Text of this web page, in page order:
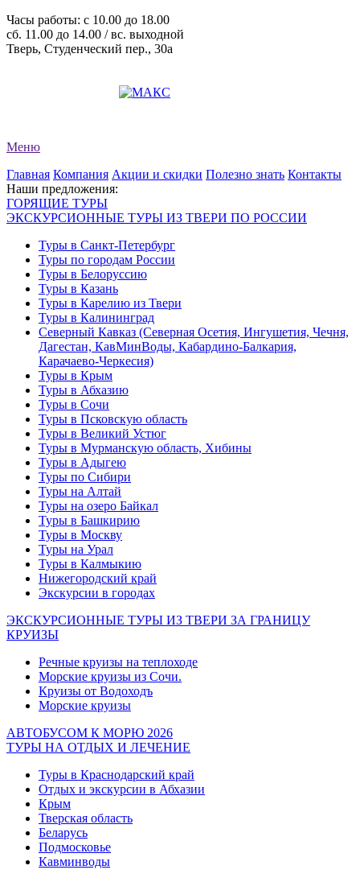
Часы работы: c 10.00 до 18.00
сб. 11.00 до 14.00 / вс. выходной
Тверь, Студенческий пер., 30а
Меню
Главная Компания Акции и скидки Полезно знать Контакты
Наши предложения:
ГОРЯЩИЕ ТУРЫ
ЭКСКУРСИОННЫЕ ТУРЫ ИЗ ТВЕРИ ПО РОССИИ
Туры в Санкт-Петербург
Туры по городам России
Туры в Белоруссию
Туры в Казань
Туры в Карелию из Твери
Туры в Калининград
Северный Кавказ (Северная Осетия, Ингушетия, Чечня,
Дагестан, КавМинВоды, Кабардино-Балкария,
Карачаево-Черкесия)
Туры в Крым
Туры в Абхазию
Туры в Сочи
Туры в Псковскую область
Туры в Великий Устюг
Туры в Мурманскую область, Хибины
Туры в Адыгею
Туры по Сибири
Туры на Алтай
Туры на озеро Байкал
Туры в Башкирию
Туры в Москву
Туры на Урал
Туры в Калмыкию
Нижегородский край
Экскурсии в городах
ЭКСКУРСИОННЫЕ ТУРЫ ИЗ ТВЕРИ ЗА ГРАНИЦУ
КРУИЗЫ
Речные круизы на теплоходе
Морские круизы из Сочи.
Круизы от Водоходъ
Морские круизы
АВТОБУСОМ К МОРЮ 2026
ТУРЫ НА ОТДЫХ И ЛЕЧЕНИЕ
Туры в Краснодарский край
Отдых и экскурсии в Абхазии
Крым
Тверская область
Беларусь
Подмосковье
Кавминводы